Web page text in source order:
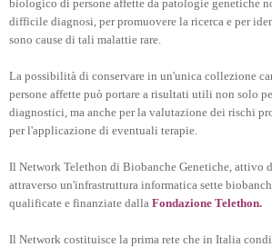
biologico di persone affette da patologie genetiche
difficile diagnosi, per promuovere la ricerca e per
sono cause di tali malattie rare.
La possibilità di conservare in un'unica collezione
persone affette può portare a risultati utili non solo
diagnostici, ma anche per la valutazione dei rischi
per l'applicazione di eventuali terapie.
Il Network Telethon di Biobanche Genetiche, attivo
attraverso un'infrastruttura informatica sette
qualificate e finanziate dalla Fondazione Telethon.
Il Network costituisce la prima rete che in Italia